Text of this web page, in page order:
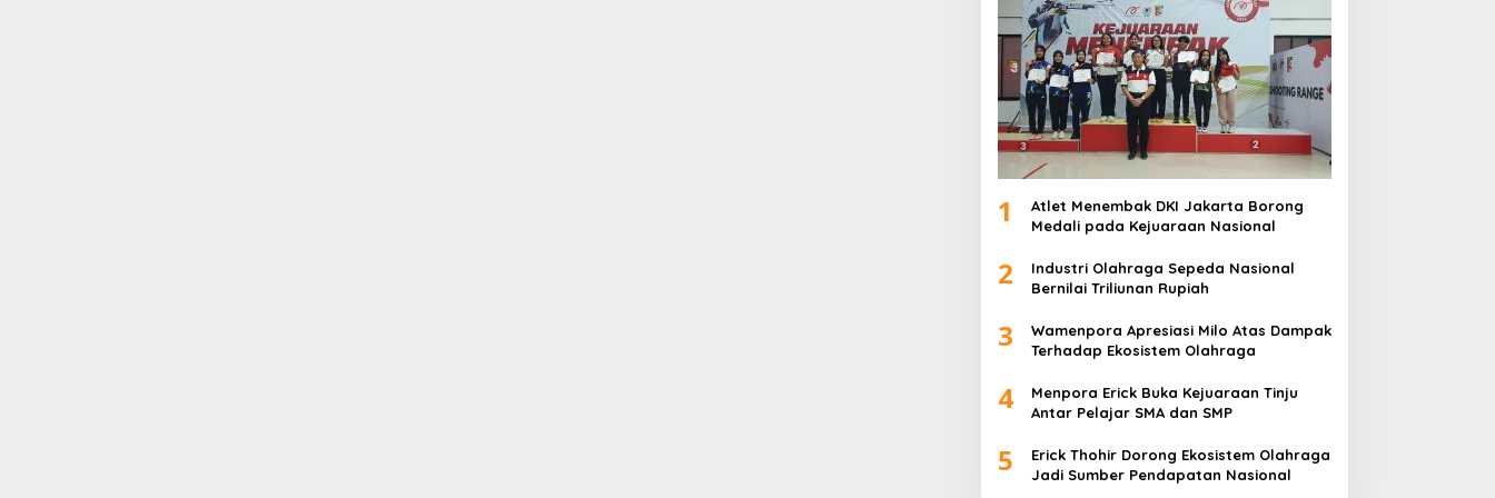
1
Atlet Menembak DKI Jakarta Borong
Medali pada Kejuaraan Nasional
2
Industri Olahraga Sepeda Nasional
Bernilai Triliunan Rupiah
3
Wamenpora Apresiasi Milo Atas Dampak
Terhadap Ekosistem Olahraga
4
Menpora Erick Buka Kejuaraan Tinju
Antar Pelajar SMA dan SMP
5
Erick Thohir Dorong Ekosistem Olahraga
Jadi Sumber Pendapatan Nasional